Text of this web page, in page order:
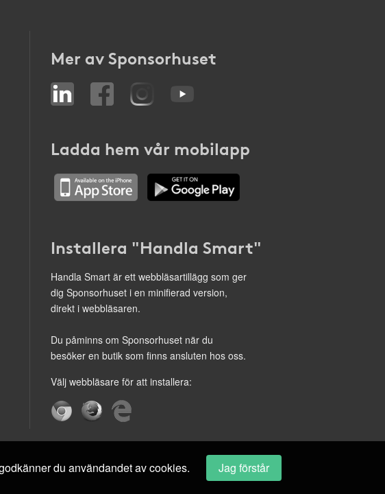
Mer av Sponsorhuset
Ladda hem vår mobilapp
Installera "Handla Smart"
Handla Smart är ett webbläsartillägg som ger
dig Sponsorhuset i en minifierad version,
direkt i webbläsaren.
Du påminns om Sponsorhuset när du
besöker en butik som finns ansluten hos oss.
Välj webbläsare för att installera:
du användandet av cookies. Jag förstår